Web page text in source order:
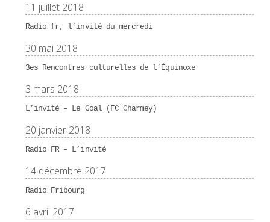
11 juillet 2018
Radio fr, l’invité du mercredi
30 mai 2018
3es Rencontres culturelles de l’Équinoxe
3 mars 2018
L’invité – Le Goal (FC Charmey)
20 janvier 2018
Radio FR – L’invité
14 décembre 2017
Radio Fribourg
6 avril 2017